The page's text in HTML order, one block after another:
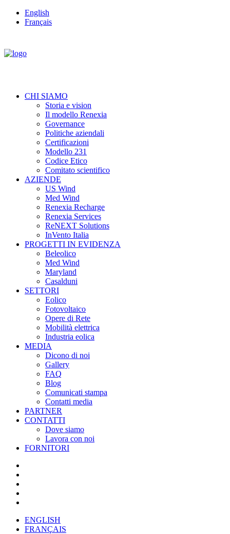
English
Français
CHI SIAMO
Storia e vision
Il modello Renexia
Governance
Politiche aziendali
Certificazioni
Modello 231
Codice Etico
Comitato scientifico
AZIENDE
US Wind
Med Wind
Renexia Recharge
Renexia Services
ReNEXT Solutions
InVento Italia
PROGETTI IN EVIDENZA
Beleolico
Med Wind
Maryland
Casalduni
SETTORI
Eolico
Fotovoltaico
Opere di Rete
Mobilità elettrica
Industria eolica
MEDIA
Dicono di noi
Gallery
FAQ
Blog
Comunicati stampa
Contatti media
PARTNER
CONTATTI
Dove siamo
Lavora con noi
FORNITORI
ENGLISH
FRANÇAIS